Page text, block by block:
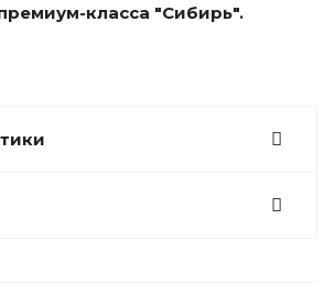
класса "Сибирь".